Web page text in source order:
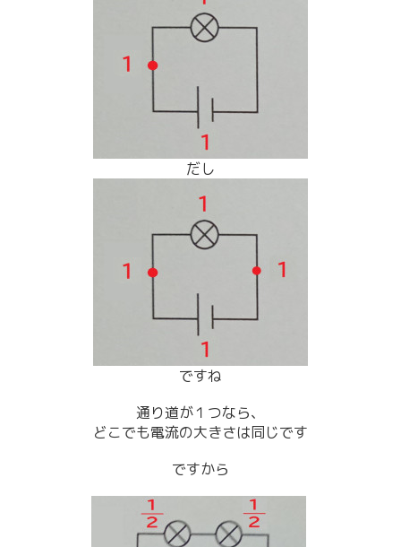
だし
ですね
通り道が１つなら、
どこでも電流の大きさは同じです
ですから